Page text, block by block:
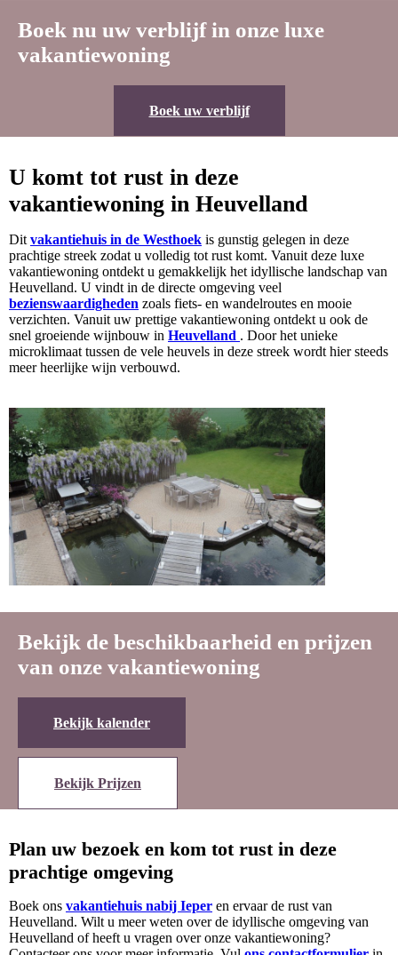
Boek nu uw verblijf in onze luxe
vakantiewoning
Boek uw verblijf
U komt tot rust in deze
vakantiewoning in Heuvelland
Ditvakantiehuis in de Westhoek is gunstig gelegen in deze
prachtige streek zodat u volledig tot rust komt. Vanuit deze luxe
vakantiewoning ontdekt u gemakkelijk het idyllische landschap van
Heuvelland. U vindt in de directe omgeving veel
bezienswaardigheden zoals fiets- en wandelroutes en mooie
verzichten. Vanuit uw prettige vakantiewoning ontdekt u ook de
snel groeiende wijnbouw in Heuvelland . Door het unieke
microklimaat tussen de vele heuvels in deze streek wordt hier steeds
meer heerlijke wijn verbouwd.
Bekijk de beschikbaarheid en prijzen
van onze vakantiewoning
Bekijk kalender
Bekijk Prijzen
Plan uw bezoek en kom tot rust in deze
prachtige omgeving
Boek ons vakantiehuis nabij Ieper en ervaar de rust van
Heuvelland. Wilt u meer weten over de idyllische omgeving van
Heuvelland of heeft u vragen over onze vakantiewoning?